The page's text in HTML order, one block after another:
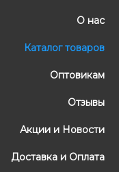
О нас
Каталог товаров
Оптовикам
Отзывы
Акции и Новости
Доставка и Оплата